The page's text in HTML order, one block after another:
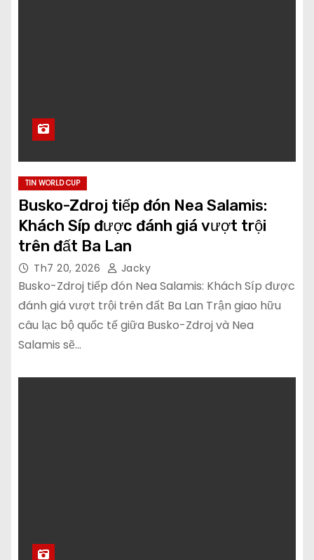
TIN WORLD CUP
Busko-Zdroj tiếp đón Nea Salamis:
Khách Síp được đánh giá vượt trội
trên đất Ba Lan
Th7 20, 2026 Jacky
Busko-Zdroj tiếp đón Nea Salamis: Khách Síp được
đánh giá vượt trội trên đất Ba Lan Trận giao hữu
câu lạc bộ quốc tế giữa Busko-Zdroj và Nea
Salamis sẽ…